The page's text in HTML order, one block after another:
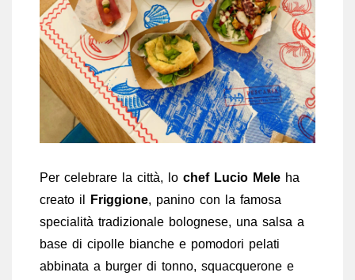
Per celebrare la città, lo chef Lucio Mele ha
creato il
Friggione, panino con la famosa
specialità tradizionale bolognese, una salsa a
base di cipolle bianche e pomodori pelati
abbinata a burger di tonno, squacquerone e